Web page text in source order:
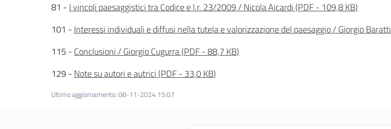
81 - I vincoli paesaggistici tra Codice e l.r. 23/2009 / Nicola Aicardi (PDF- 109,8 KB)
101 - Interessi individuali e diffusi nella tutela e valorizzazione del paesaggio / Giorgio Baratti
115 - Conclusioni / Giorgio Cugurra(PDF-88,7 KB)
129 - Note su autori e autrici (PDF- 33,0 KB)
Ultimo aggiornamento:08-11-2024 15:07